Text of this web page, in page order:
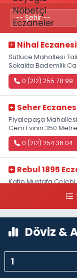
Nihal Eczanesi
Sütlüce Mahallesi
Sokakta Bademlik
0 (212) 255 78 99
Seher
Piyalepaşa
Cem Evinin 350
0 (212) 254 36 04
Rebul 1895
Katip Mustafa Çelebi
Döviz &